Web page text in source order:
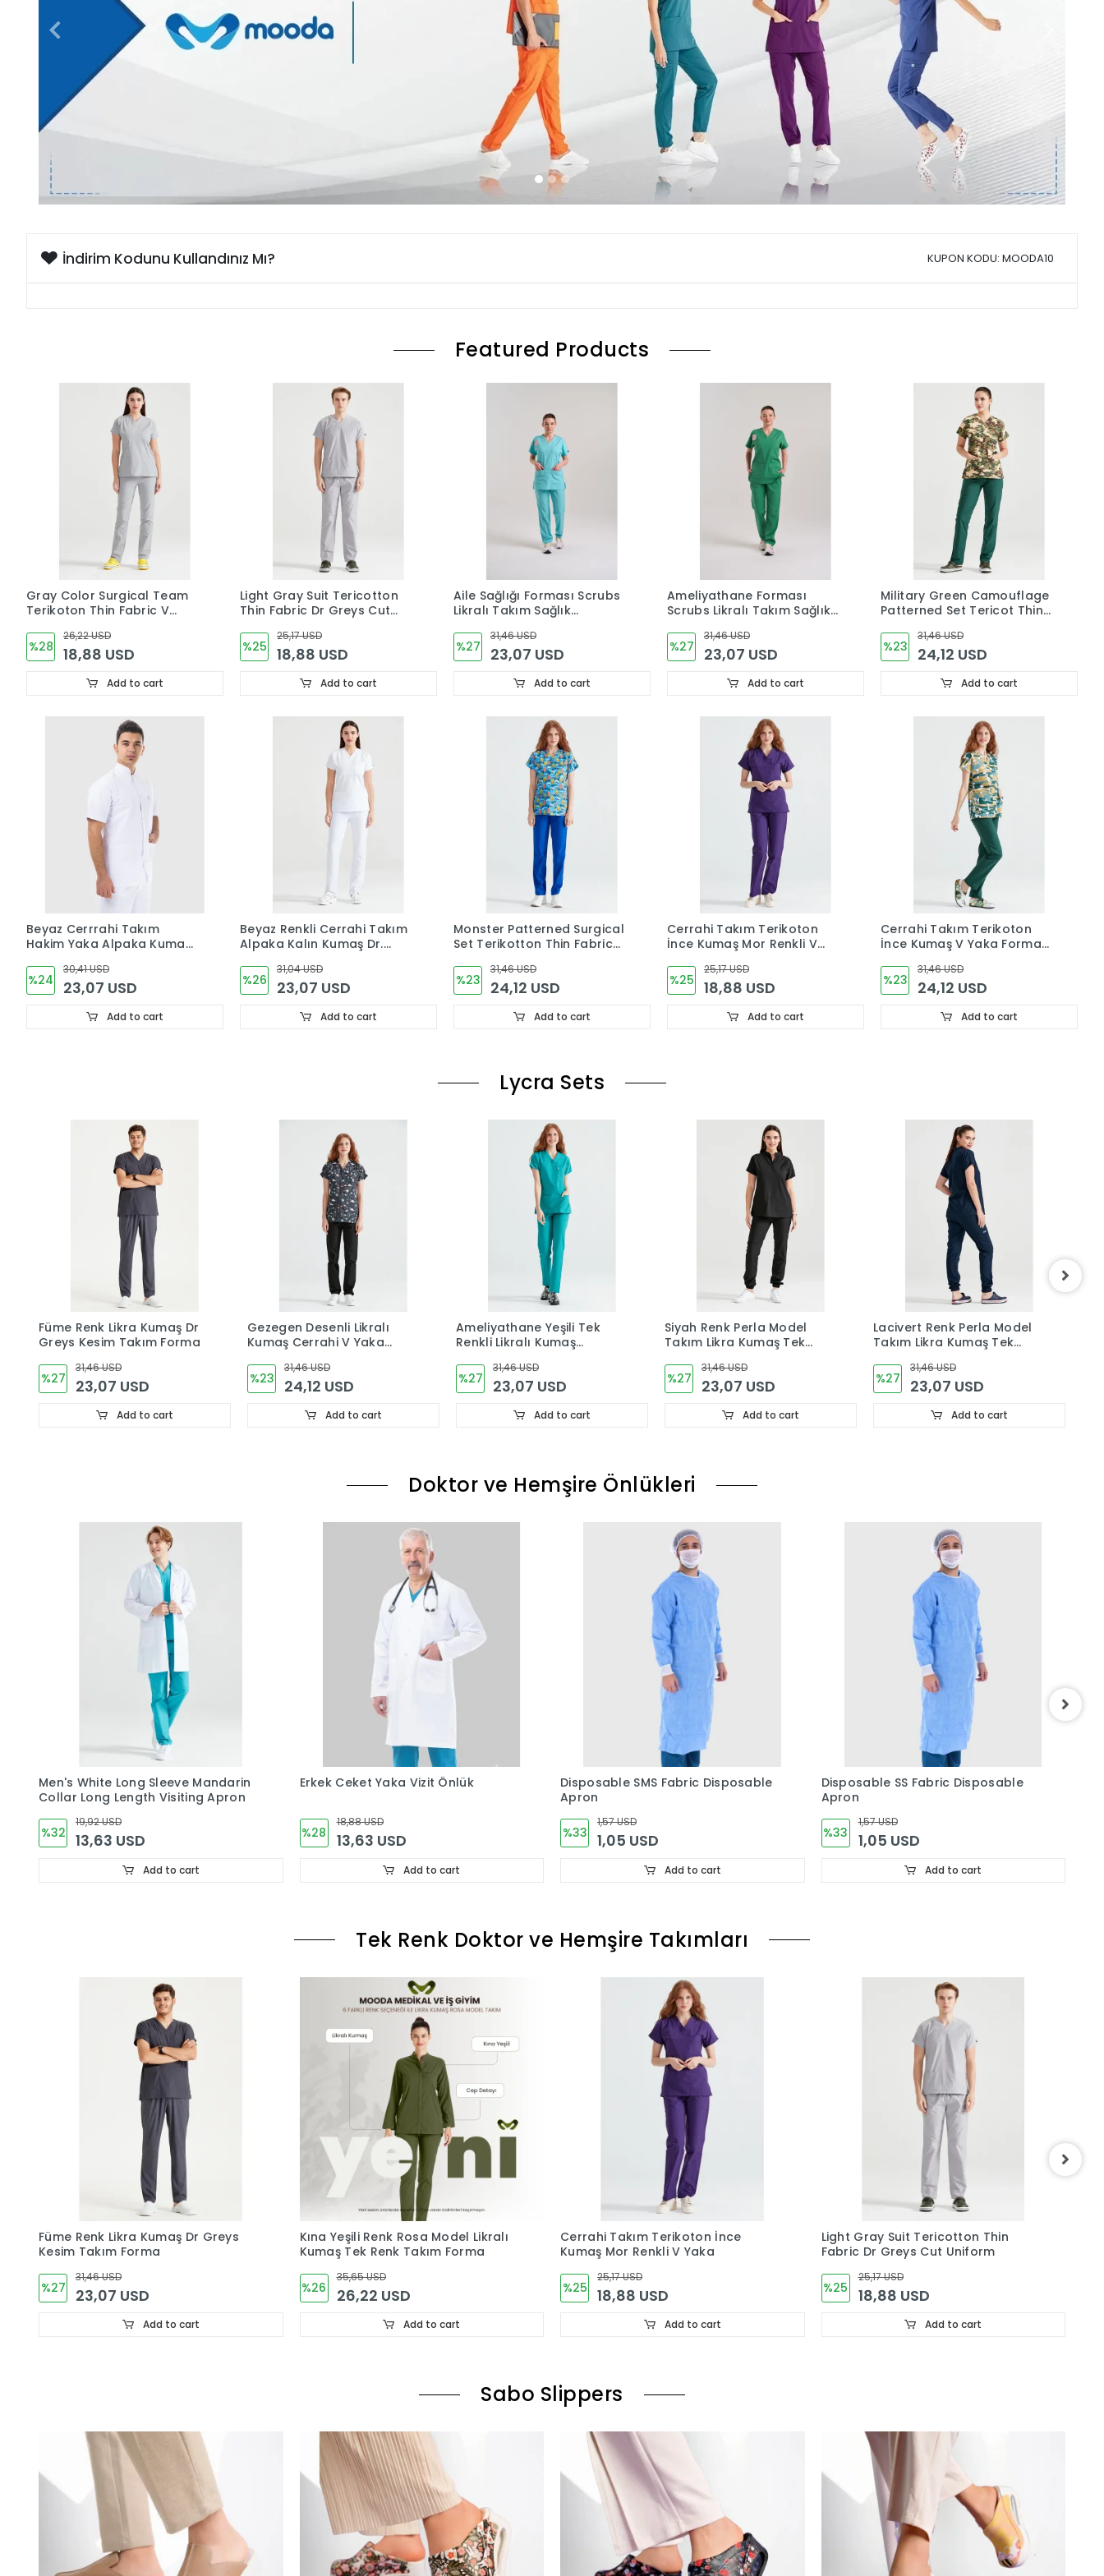
İndirim Kodunu Kullandınız Mı? KUPON KODU: MOODA10
Featured Products
Gray Color Surgical Team
Terikoton Thin Fabric V
%28
26,22 USD
18,88 USD
Add to cart
Light Gray Suit Tericotton
Thin Fabric Dr Greys Cut
%25
25,17 USD
18,88 USD
Add to cart
Aile Sağlığı Forması Scrubs
Likralı Takım Sağlık
%27
31,46 USD
23,07 USD
Add to cart
Ameliyathane Forması
Scrubs Likralı Takım Sağlık
Spruce
%27
31,46 USD
23,07 USD
Add to cart
Military Green Camouflage
Patterned Set Tericot Thin
%23
31,46 USD
24,12 USD
Add to cart
Beyaz Cerrrahi Takım
Hakim Yaka Alpaka Kumaş
%24
30,41 USD
23,07 USD
Add to cart
Beyaz Renkli Cerrahi Takım
Alpaka Kalın Kumaş Dr.
%26
31,04 USD
23,07 USD
Add to cart
Monster Patterned Surgical
Set Terikotton Thin Fabric
%23
31,46 USD
24,12 USD
Add to cart
Cerrahi Takım Terikoton
İnce Kumaş Mor Renkli V
%25
25,17 USD
18,88 USD
Add to cart
Cerrahi Takım Terikoton
İnce Kumaş V Yaka Forma
%23
31,46 USD
24,12 USD
Add to cart
Lycra Sets
Füme Renk Likra Kumaş Dr
Greys Kesim Takım Forma
%27
31,46 USD
23,07 USD
Add to cart
Gezegen Desenli Likralı
Kumaş Cerrahi V Yaka
%23
31,46 USD
24,12 USD
Add to cart
Ameliyathane Yeşili Tek
Renkli Likralı Kumaş
Forma
%27
31,46 USD
23,07 USD
Add to cart
Siyah Renk Perla Model
Takım Likra Kumaş Tek
%27
31,46 USD
23,07 USD
Add to cart
Lacivert Renk Perla Model
Takım Likra Kumaş Tek
%27
31,46 USD
23,07 USD
Add to cart
Doktor ve Hemşire Önlükleri
Men's White Long Sleeve Mandarin
Collar Long Length Visiting Apron
%32
19,92 USD
13,63 USD
Add to cart
Erkek Ceket Yaka Vizit Önlük
%28
18,88 USD
13,63 USD
Add to cart
Disposable SMS Fabric Disposable
Apron
%33
1,57 USD
1,05 USD
Add to cart
Disposable SS Fabric Disposable
Apron
%33
1,57 USD
1,05 USD
Add to cart
Tek Renk Doktor ve Hemşire Takımları
Füme Renk Likra Kumaş Dr Greys
Kesim Takım Forma
%27
31,46 USD
23,07 USD
Add to cart
Kına Yeşili Renk Rosa Model Likralı
Kumaş Tek Renk Takım Forma
%26
35,65 USD
26,22 USD
Add to cart
Cerrahi Takım Terikoton İnce
Kumaş Mor Renkli V Yaka
%25
25,17 USD
18,88 USD
Add to cart
Light Gray Suit Tericotton Thin
Fabric Dr Greys Cut Uniform
%25
25,17 USD
18,88 USD
Add to cart
Sabo Slippers